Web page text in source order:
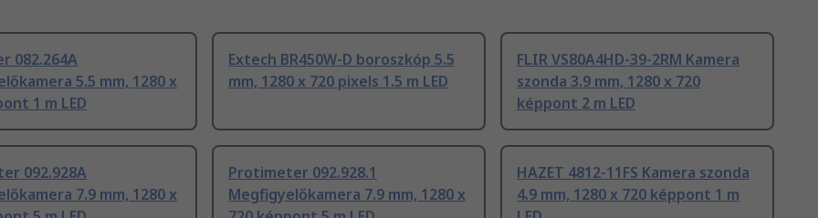
082.264A
5.5 mm, 1280 x
1 m LED
Extech BR450W-D boroszkóp 5.5
mm, 1280 x 720 pixels 1.5 m LED
FLIR VS80A4HD-39-2RM Kamera
szonda 3.9 mm, 1280 x 720
képpont 2 m LED
092.928A
7.9 mm, 1280 x
Protimeter 092.928.1
Megfigyelőkamera 7.9 mm, 1280 x
HAZET 4812-11FS Kamera szonda
4.9 mm, 1280 x 720 képpont 1 m